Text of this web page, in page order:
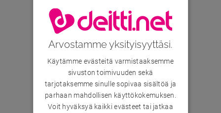
Arvostamme yksityisyyttäsi.
Käytämme evästeitä varmistaaksemme
sivuston toimivuuden sekä
tarjotaksemme sinulle sopivaa sisältöä ja
parhaan mahdollisen käyttökokemuksen.
Voit hyväksyä kaikki evästeet tai jatkaa